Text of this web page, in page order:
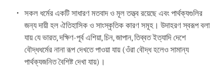
সকল ধর্মের একটি সাধারণ মতবাদ ও মূল তত্ত্ব রয়েছে এবং পার্থক্যগুলির
জন্য দায়ী হল ঐতিহাসিক ও সাংস্কৃতিক কারণ সমূহ। উদাহরণ স্বরূপ বলা
যায় যে ভারত, দক্ষিণ-পূর্ব এশিয়া, চিন, জাপান, তিব্বত ইত্যাদি দেশে
বৌদ্ধধর্মের নানা রূপ দেখতে পাওয়া যায় (ওঁরা বৌদ্ধ হলেও সামান্য
পার্থক্যজনিত বৈশিষ্ট দেখা যায়)।